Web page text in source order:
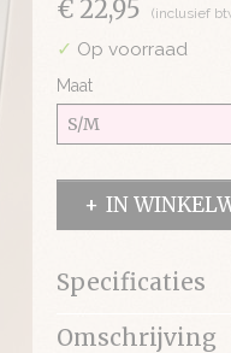
€ 22,95 (inclusief
✓ Op voorraad
Maat
IN
Specificaties
Productcode
Omschrijving